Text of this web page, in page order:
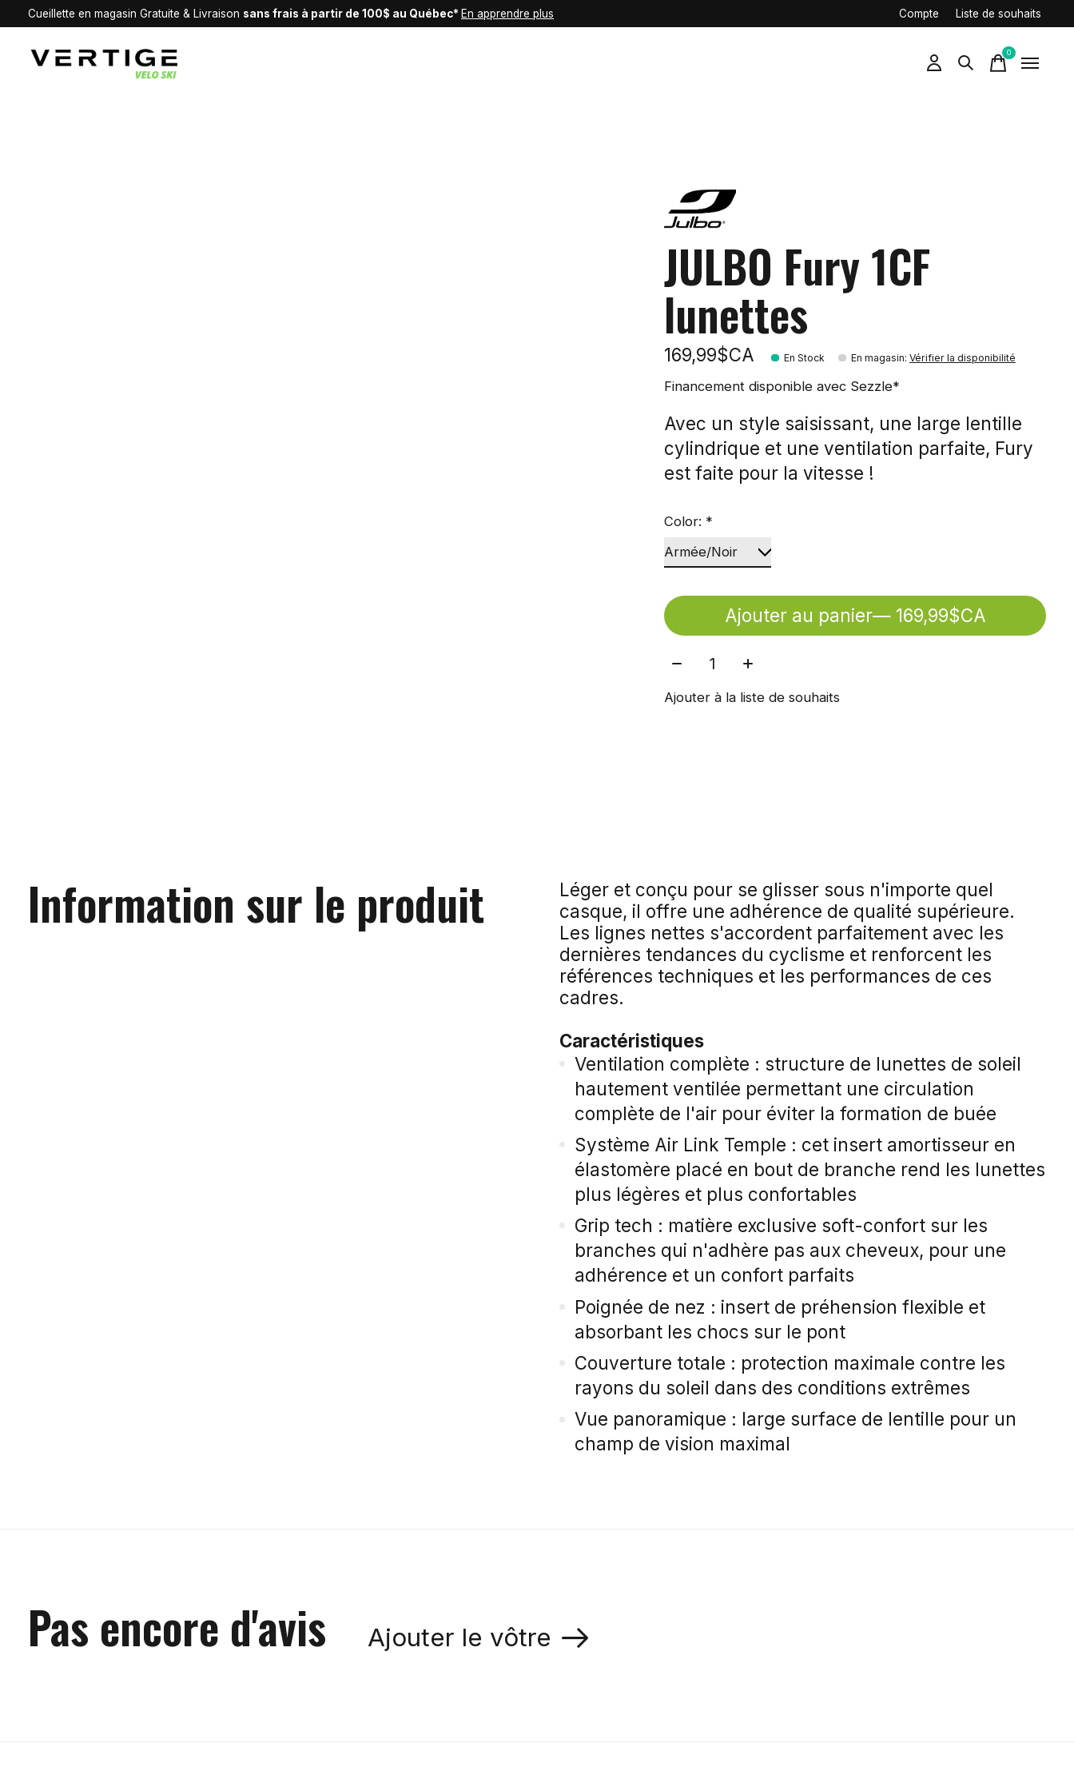
Cueillette en magasin Gratuite & Livraison sans frais à partir de 100$ au Québec* En apprendre plus Compte Liste de souhaits
0items
JULBO Fury 1CF
lunettes
169,99$CA En Stock En magasin: Vérifier la disponibilité
Financement disponible avec Sezzle*
Avec un style saisissant, une large lentille
cylindrique et une ventilation parfaite, Fury
est faite pour la vitesse !
Color: *
Ajouter au panier
— 169,99$CA
Quantité:
Ajouter à la liste de souhaits
Information sur le produit
Léger et conçu pour se glisser sous n'importe quel
casque, il offre une adhérence de qualité supérieure.
Les lignes nettes s'accordent parfaitement avec les
dernières tendances du cyclisme et renforcent les
références techniques et les performances de ces
cadres.
Caractéristiques
Ventilation complète : structure de lunettes de soleil
hautement ventilée permettant une circulation
complète de l'air pour éviter la formation de buée
Système Air Link Temple : cet insert amortisseur en
élastomère placé en bout de branche rend les lunettes
plus légères et plus confortables
Grip tech : matière exclusive soft-confort sur les
branches qui n'adhère pas aux cheveux, pour une
adhérence et un confort parfaits
Poignée de nez : insert de préhension flexible et
absorbant les chocs sur le pont
Couverture totale : protection maximale contre les
rayons du soleil dans des conditions extrêmes
Vue panoramique : large surface de lentille pour un
champ de vision maximal
Pas encore d'avis Ajouter le vôtre